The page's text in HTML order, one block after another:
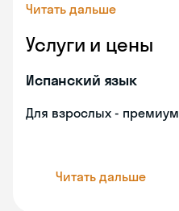
Читать дальше
Услуги и цены
Испанский язык
Для взрослых - премиум
Читать дальше